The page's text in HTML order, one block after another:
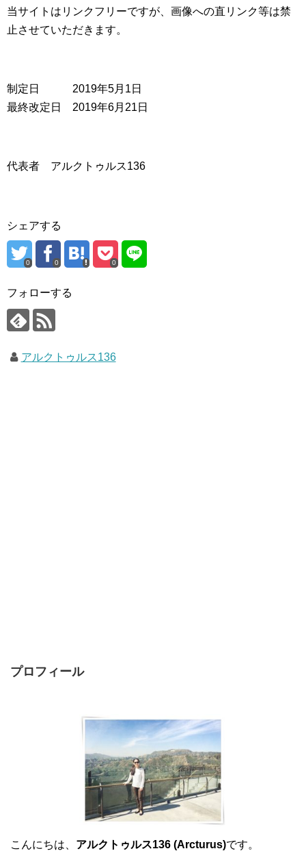
当サイトはリンクフリーですが、画像への直リンク等は禁
止させていただきます。
制定日 2019年5月1日
最終改定日 2019年6月21日
代表者 アルクトゥルス136
シェアする
0 0 0
フォローする
アルクトゥルス136
プロフィール
こんにちは、 アルクトゥルス136 (Arcturus)です。